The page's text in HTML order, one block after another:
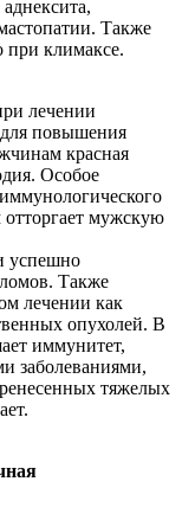
Также
при климаксе.
лечении
для повышения
красная
Особое
отторгает мужскую
успешно
Также
лечении как
опухолей. В
иммунитет,
заболеваниями,
тяжелых